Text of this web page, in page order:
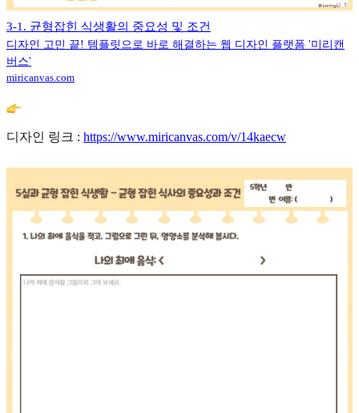
3-1. 균형잡힌 식생활의 중요성 및 조건
디자인 고민 끝! 템플릿으로 바로 해결하는 웹 디자인 플랫폼 '미리캔
버스'
miricanvas.com
디자인 링크 : https://www.miricanvas.com/v/14kaecw